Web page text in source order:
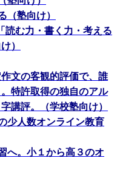
塾向け）
読む力・書く力・考える
）
文の客観的評価で、誰
特許取得の独自のアル
講評。（学校塾向け）
少人数オンライン教育
へ。小１から高３のオ